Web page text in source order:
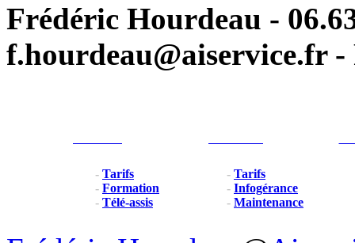
Frédéric Hourdeau -
f.hourdeau@aiservice.fr -
- Tarifs
- Formation
- Télé-assis
- Tarifs
- Infogérance
- Maintenance